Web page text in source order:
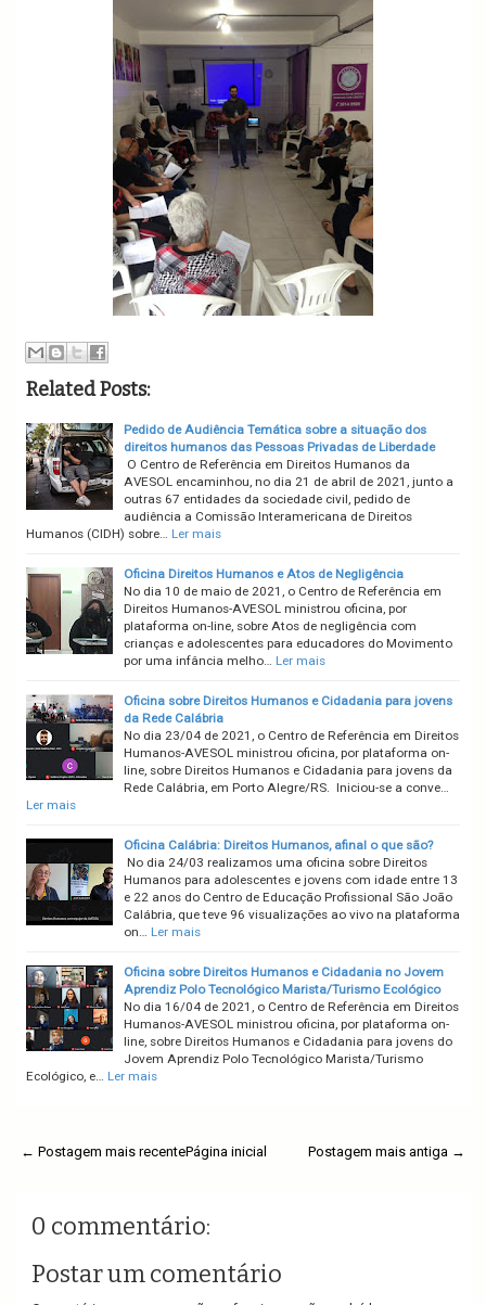
Related Posts:
Pedido de Audiência Temática sobre a situação dos
direitos humanos das Pessoas Privadas de Liberdade
O Centro de Referência em Direitos Humanos da
AVESOL encaminhou, no dia 21 de abril de 2021, junto a
outras 67 entidades da sociedade civil, pedido de
audiência a Comissão Interamericana de Direitos
Humanos (CIDH) sobre… Ler mais
Oficina Direitos Humanos e Atos de Negligência
No dia 10 de maio de 2021, o Centro de Referência em
Direitos Humanos-AVESOL ministrou oficina, por
plataforma on-line, sobre Atos de negligência com
crianças e adolescentes para educadores do Movimento
por uma infância melho… Ler mais
Oficina sobre Direitos Humanos e Cidadania para jovens
da Rede Calábria
No dia 23/04 de 2021, o Centro de Referência em Direitos
Humanos-AVESOL ministrou oficina, por plataforma on-
line, sobre Direitos Humanos e Cidadania para jovens da
Rede Calábria, em Porto Alegre/RS. Iniciou-se a conve…
Ler mais
Oficina Calábria: Direitos Humanos, afinal o que são?
No dia 24/03 realizamos uma oficina sobre Direitos
Humanos para adolescentes e jovens com idade entre 13
e 22 anos do Centro de Educação Profissional São João
Calábria, que teve 96 visualizações ao vivo na plataforma
on… Ler mais
Oficina sobre Direitos Humanos e Cidadania no Jovem
Aprendiz Polo Tecnológico Marista/Turismo Ecológico
No dia 16/04 de 2021, o Centro de Referência em Direitos
Humanos-AVESOL ministrou oficina, por plataforma on-
line, sobre Direitos Humanos e Cidadania para jovens do
Jovem Aprendiz Polo Tecnológico Marista/Turismo
Ecológico, e… Ler mais
← Postagem mais recente Postagem mais antiga →
Página inicial
0 commentário:
Postar um comentário